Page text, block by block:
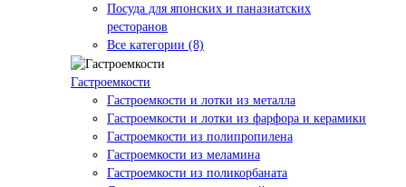
Посуда для японских и паназиатских
ресторанов
Все категории (8)
Гастроемкости
Гастроемкости и лотки из металла
Гастроемкости и лотки из фарфора и керамики
Гастроемкости из полипропилена
Гастроемкости из меламина
Гастроемкости из поликорбаната